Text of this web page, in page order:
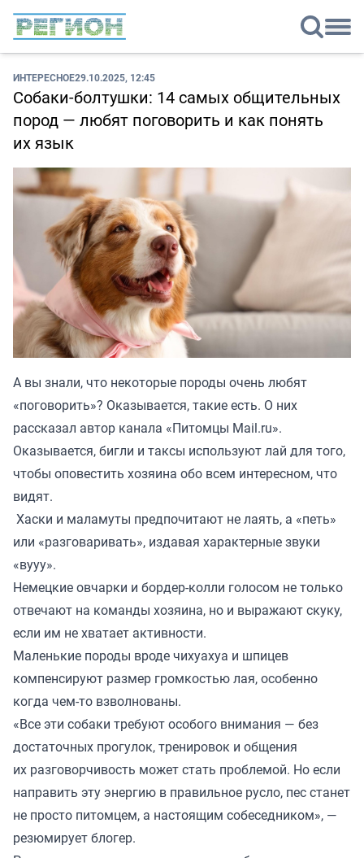
ИНТЕРЕСНОЕ29.10.2025, 12:45
Собаки-болтушки: 14 самых общительных
пород — любят поговорить и как понять
их язык
А вы знали, что некоторые породы очень любят
«поговорить»? Оказывается, такие есть. О них
рассказал автор канала «Питомцы Mail.ru».
Оказывается, бигли и таксы используют лай для того,
чтобы оповестить хозяина обо всем интересном, что
видят.
Хаски и маламуты предпочитают не лаять, а «петь»
или «разговаривать», издавая характерные звуки
«вууу».
Немецкие овчарки и бордер-колли голосом не только
отвечают на команды хозяина, но и выражают скуку,
если им не хватает активности.
Маленькие породы вроде чихуахуа и шпицев
компенсируют размер громкостью лая, особенно
когда чем-то взволнованы.
«Все эти собаки требуют особого внимания — без
достаточных прогулок, тренировок и общения
их разговорчивость может стать проблемой. Но если
направить эту энергию в правильное русло, пес станет
не просто питомцем, а настоящим собеседником», —
резюмирует блогер.